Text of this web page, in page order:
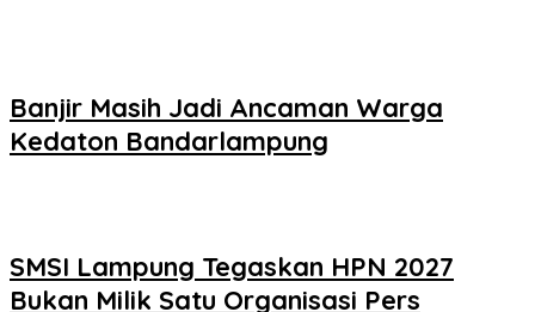
Banjir Masih Jadi Ancaman Warga
Kedaton Bandarlampung
SMSI Lampung Tegaskan HPN 2027
Bukan Milik Satu Organisasi Pers